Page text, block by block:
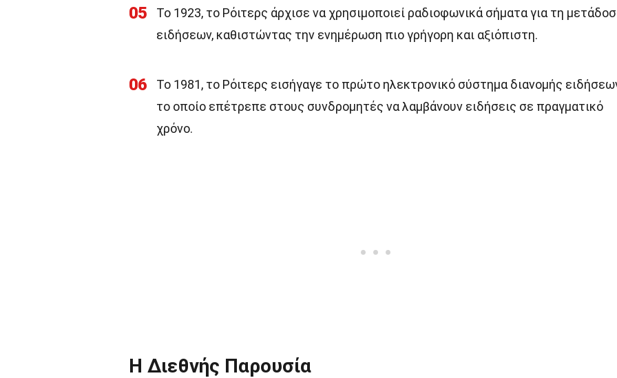
05
Το 1923, το Ρόιτερς άρχισε να χρησιμοποιεί ραδιοφωνικά σήματα για τη
ειδήσεων, καθιστώντας την ενημέρωση πιο γρήγορη και αξιόπιστη.
06
Το 1981, το Ρόιτερς εισήγαγε το πρώτο ηλεκτρονικό σύστημα διανομής
το οποίο επέτρεπε στους συνδρομητές να λαμβάνουν ειδήσεις σε πραγματικό
χρόνο.
Η Διεθνής Παρουσία